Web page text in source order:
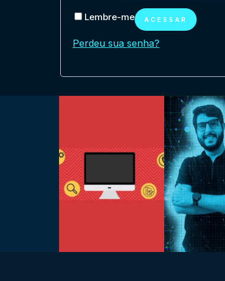
Lembre-me ACESSAR
Perdeu sua senha?